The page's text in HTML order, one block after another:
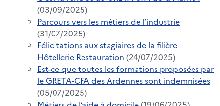
(03/09/2025)
Parcours vers les métiers de l’industrie
(31/07/2025)
Félicitations aux stagiaires de la filière
Hôtellerie Restauration (24/07/2025)
Est-ce que toutes les formations proposées par
le GRETA-CFA des Ardennes sont indemnisées
(05/07/2025)